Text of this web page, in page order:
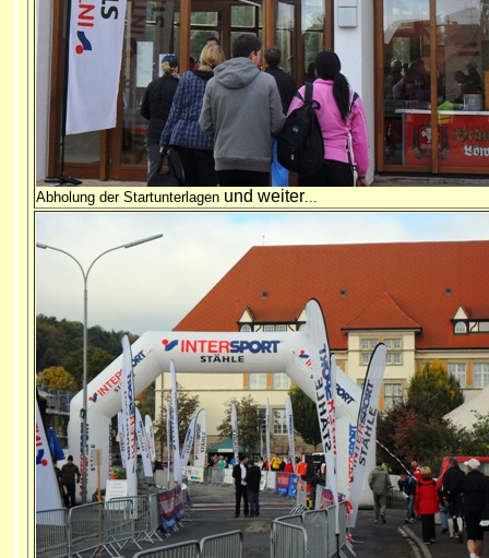
Abholung der Startunterlagen und weiter